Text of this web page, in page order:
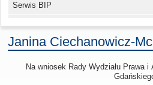
Serwis BIP
Janina Ciechanowicz-
Na wniosek Rady Wydziału Prawa